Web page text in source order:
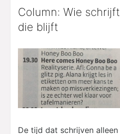
Column: Wie schrijft
die blijft
De tijd dat schrijven alleen